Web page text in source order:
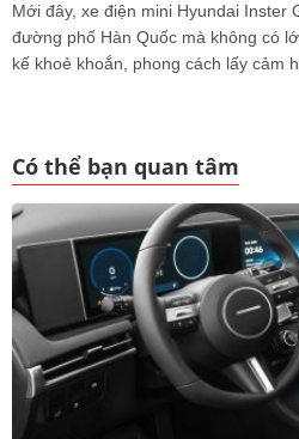
Mới đây, xe điện mini Hyundai Inster
đường phố Hàn Quốc mà không có
kế khoẻ khoắn, phong cách lấy cảm
Có thể bạn quan tâm